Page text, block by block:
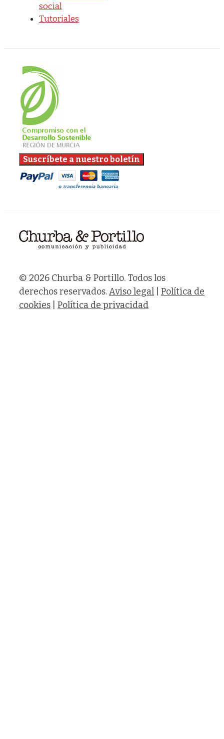
social
Tutoriales
© 2026 Churba & Portillo. Todos los
derechos reservados.Aviso legal
Política de
cookies
Política de privacidad